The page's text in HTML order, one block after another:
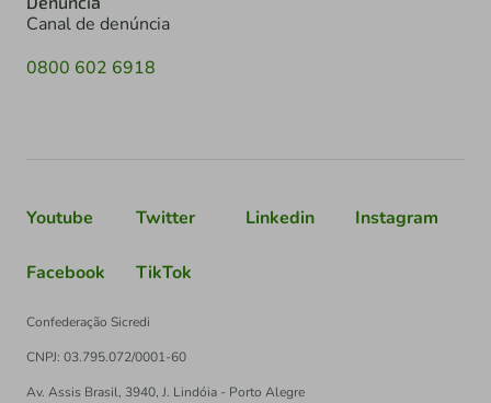
Canal de denúncia
0800 602 6918
Youtube Twitter Linkedin Instagram
Facebook TikTok
Confederação Sicredi
CNPJ: 03.795.072/0001-60
Av. Assis Brasil, 3940, J. Lindóia - Porto Alegre